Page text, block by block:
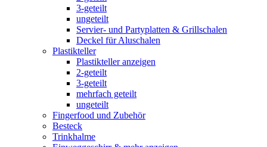
3-geteilt
ungeteilt
Servier- und Partyplatten & Grillschalen
Deckel für Aluschalen
Plastikteller
Plastikteller anzeigen
2-geteilt
3-geteilt
mehrfach geteilt
ungeteilt
Fingerfood und Zubehör
Besteck
Trinkhalme